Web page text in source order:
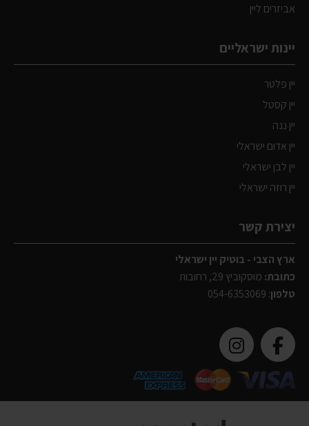
אביזרים ליין
יינות ישראליים
יין פלטר
יין קסטל
יין ננה
יין אדום ישראלי
יין לבן ישראלי
יין רוזה ישראלי
יצירת קשר
ארץ הצבי - בוטיק יין ישראלי
כתובת: מוסקוביץ 29, רחובות
טלפון:
054-6353069